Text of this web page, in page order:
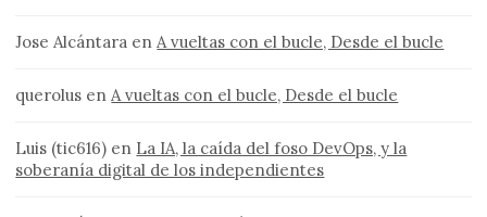
Jose Alcántara en A vueltas con el bucle, Desde el bucle
querolus en A vueltas con el bucle, Desde el bucle
Luis (tic616) en La IA, la caída del foso DevOps, y la
soberanía digital de los independientes